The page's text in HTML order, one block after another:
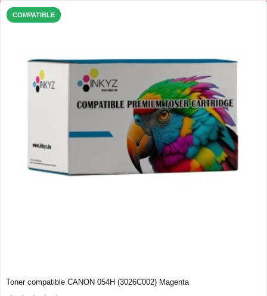
COMPATIBLE
Toner compatible CANON 054H (3026C002) Magenta